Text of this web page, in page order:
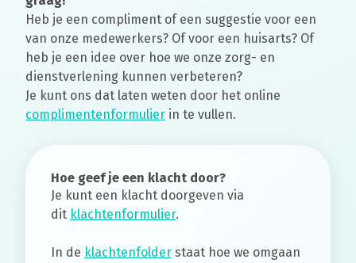
Heb je een compliment of een suggestie voor een
van onze medewerkers? Of voor een huisarts? Of
heb je een idee over hoe we onze zorg- en
dienstverlening kunnen verbeteren?
Je kunt ons dat laten weten door het online
complimentenformulier in te vullen.
Hoe geef je een klacht door?
Je kunt een klacht doorgeven via
dit klachtenformulier.
In de klachtenfolder staat hoe we omgaan